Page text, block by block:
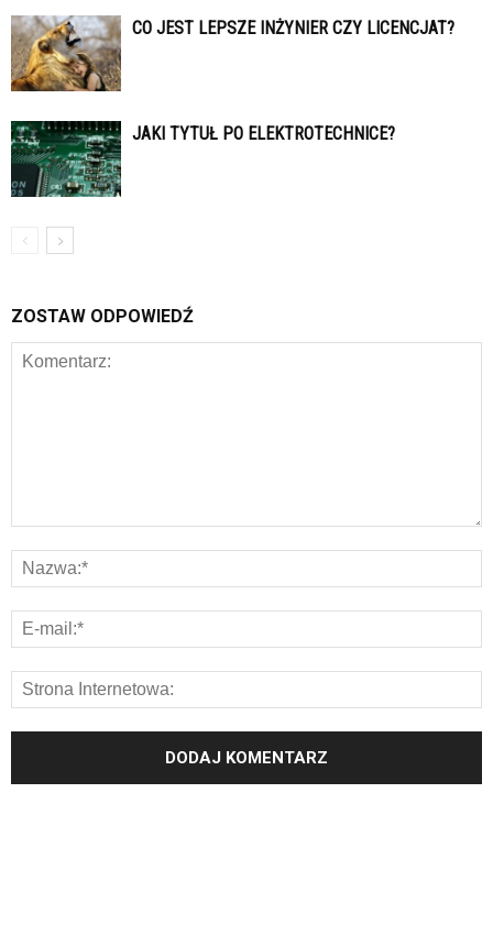
CO JEST LEPSZE INŻYNIER CZY LICENCJAT?
JAKI TYTUŁ PO ELEKTROTECHNICE?
ZOSTAW ODPOWIEDŹ